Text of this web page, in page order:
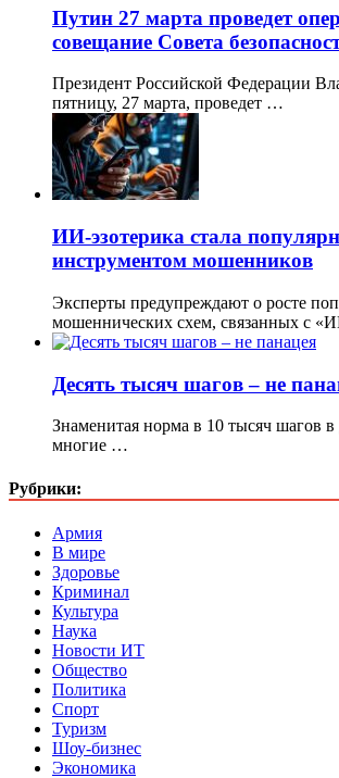
Путин 27 марта проведет
совещание Совета
Президент Российской Федерации
пятницу, 27 марта, проведет …
ИИ-эзотерика стала
инструментом мошенников
Эксперты предупреждают о росте
мошеннических схем, связанных с
Десять тысяч шагов – не
Знаменитая норма в 10 тысяч шагов
многие …
Рубрики:
Армия
В мире
Здоровье
Криминал
Культура
Наука
Новости ИТ
Общество
Политика
Спорт
Туризм
Шоу-бизнес
Экономика